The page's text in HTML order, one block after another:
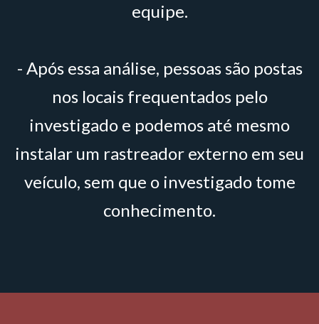
equipe.
- Após essa análise, pessoas são postas
nos locais frequentados pelo
investigado e podemos até mesmo
instalar um rastreador externo em seu
veículo, sem que o investigado tome
conhecimento.